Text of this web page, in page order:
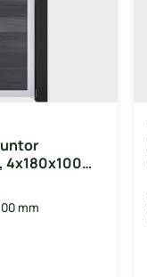
4x180x100
mm